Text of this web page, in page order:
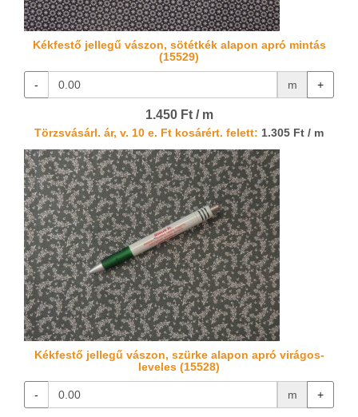
Kékfestő jellegű vászon, sötétkék alapon apró mintás
(15529)
- m +
1.450 Ft / m
Törzsvásárl. ár, v. 10 e. Ft kosárért. felett: 1.305 Ft / m
Kékfestő jellegű vászon, szürke alapon apró virágos-
leveles (15528)
- m +